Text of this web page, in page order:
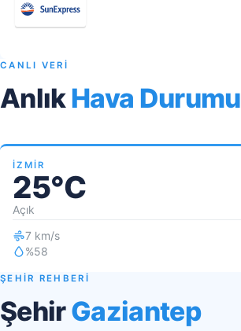
CANLI VERİ
AnlıkHava Durumu
İZMIR
25°C
Açık
7 km/s
%58
ŞEHİR REHBERİ
ŞehirGaziantep